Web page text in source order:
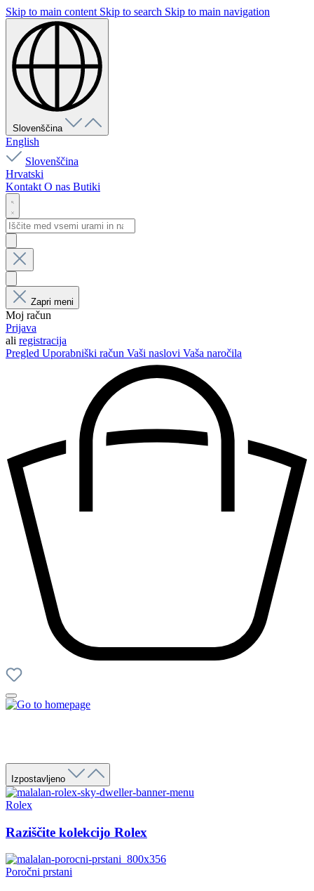
Skip to main content Skip to search Skip to main navigation
Slovenščina
English
Slovenščina
Hrvatski
Kontakt O nas Butiki
Zapri meni
Moj račun
Prijava
ali registracija
Pregled Uporabniški račun Vaši naslovi Vaša naročila
Izpostavljeno
Rolex
Raziščite kolekcijo Rolex
Poročni prstani